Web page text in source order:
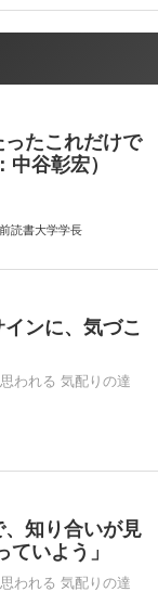
たこれだけで
谷彰宏）
読書大学学長
ンに、気づこ
われる 気配りの達
知り合いが見
ていよう」
われる 気配りの達